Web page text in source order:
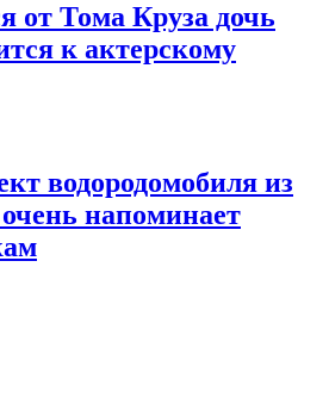
от Тома Круза дочь
к актерскому
водородомобиля из
напоминает